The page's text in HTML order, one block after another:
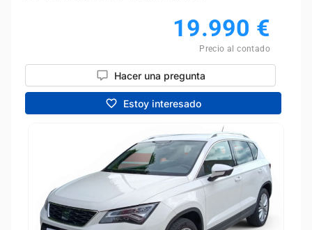
19.990 €
Precio al contado
Hacer una pregunta
Estoy interesado